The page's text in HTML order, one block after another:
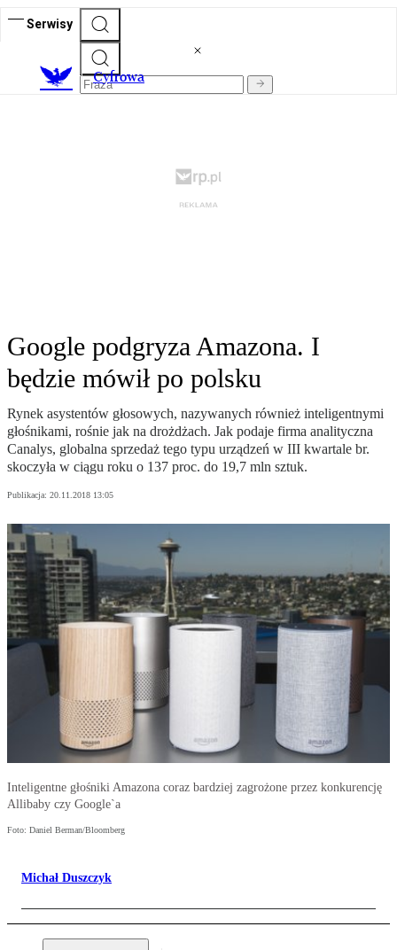
Serwisy
Cyfrowa
Google podgryza Amazona. I
będzie mówił po polsku
Rynek asystentów głosowych, nazywanych również inteligentnymi
głośnikami, rośnie jak na drożdżach. Jak podaje firma analityczna
Canalys, globalna sprzedaż tego typu urządzeń w III kwartale br.
skoczyła w ciągu roku o 137 proc. do 19,7 mln sztuk.
Publikacja: 20.11.2018 13:05
Inteligentne głośniki Amazona coraz bardziej zagrożone przez konkurencję
Allibaby czy Google`a
Foto: Daniel Berman/Bloomberg
Michał Duszczyk